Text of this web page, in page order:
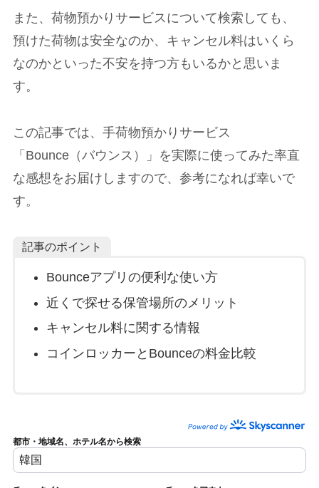
また、荷物預かりサービスについて検索しても、
預けた荷物は安全なのか、キャンセル料はいくら
なのかといった不安を持つ方もいるかと思いま
す。
この記事では、手荷物預かりサービス
「Bounce（バウンス）」を実際に使ってみた率直
な感想をお届けしますので、参考になれば幸いで
す。
記事のポイント
Bounceアプリの便利な使い方
近くで探せる保管場所のメリット
キャンセル料に関する情報
コインロッカーとBounceの料金比較